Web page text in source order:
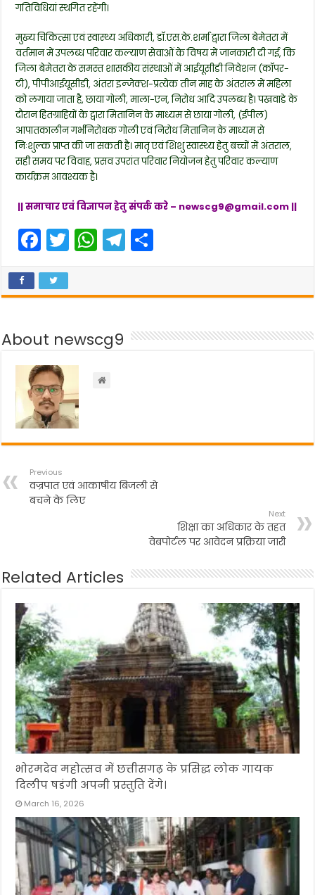
गतिविधियां स्थगित रहेंगी।
मुख्य चिकित्सा एवं स्वास्थ्य अधिकारी, डाॅ.एस.के.शर्मा द्वारा जिला बेमेतरा में
वर्तमान में उपलब्ध परिवार कल्याण सेवाओं के विषय में जानकारी दी गई, कि
जिला बेमेतरा के समस्त शासकीय संस्थाओं में आईयूसीडी निवेशन (काॅपर-
टी), पीपीआईयूसीडी, अंतरा इन्जेक्श-प्रत्येक तीन माह के अंतराल में महिला
को लगाया जाता है, छाया गोली, माला-एन, निरोध आदि उपलब्ध है। पखवाडे के
दौरान हितग्राहियों के द्वारा मितानिन के माध्यम से छाया गोली, (ईपील)
आपातकालीन गर्भनिरोधक गोली एवं निरोध मितानिन के माध्यम से
निःशुल्क प्राप्त की जा सकती है। मातृ एवं शिशु स्वास्थ्य हेतु बच्चों में अंतराल,
सही समय पर विवाह, प्रसव उपरांत परिवार नियोजन हेतु परिवार कल्याण
कार्यक्रम आवश्यक है।
|| समाचार एवं विज्ञापन हेतु संपर्क करे – newscg9@gmail.com ||
F
a
c
e
b
o
o
k
T
w
er
W
h
ts
A
p
p
T
el
gr
a
e
About newscg9
Previous
वज्रपात एवं आकाषीय बिजली से
बचने के लिए
Next
शिक्षा का अधिकार के तहत
वेबपोर्टल पर आवेदन प्रक्रिया जारी
Related Articles
भोरमदेव महोत्सव में छत्तीसगढ़ के प्रसिद्ध लोक गायक
दिलीप षडंगी अपनी प्रस्तुति देंगे।
March 16, 2026